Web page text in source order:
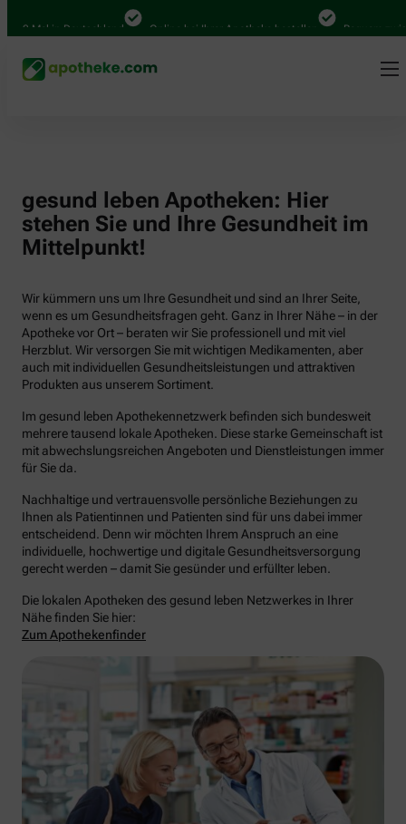
Mal in Deutschland Online bei Ihrer Apotheke bestellen Bequem
gesund leben Apotheken: Hier
stehen Sie und Ihre Gesundheit im
Mittelpunkt!
Wir kümmern uns um Ihre Gesundheit und sind an Ihrer Seite,
wenn es um Gesundheitsfragen geht. Ganz in Ihrer Nähe – in der
Apotheke vor Ort – beraten wir Sie professionell und mit viel
Herzblut. Wir versorgen Sie mit wichtigen Medikamenten, aber
auch mit individuellen Gesundheitsleistungen und attraktiven
Produkten aus unserem Sortiment.
Im gesund leben Apothekennetzwerk befinden sich bundesweit
mehrere tausend lokale Apotheken. Diese starke Gemeinschaft ist
mit abwechslungsreichen Angeboten und Dienstleistungen immer
für Sie da.
Nachhaltige und vertrauensvolle persönliche Beziehungen zu
Ihnen als Patientinnen und Patienten sind für uns dabei immer
entscheidend. Denn wir möchten Ihrem Anspruch an eine
individuelle, hochwertige und digitale Gesundheitsversorgung
gerecht werden – damit Sie gesünder und erfüllter leben.
Die lokalen Apotheken des gesund leben Netzwerkes in Ihrer
Nähe finden Sie hier:
Zum Apothekenfinder